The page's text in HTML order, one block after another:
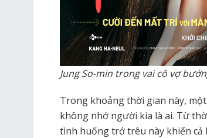
Jung So-min trong vai cô vợ
Trong khoảng thời gian này,
không nhớ người kia là ai. Từ
tình huống trớ trêu này khiến cả